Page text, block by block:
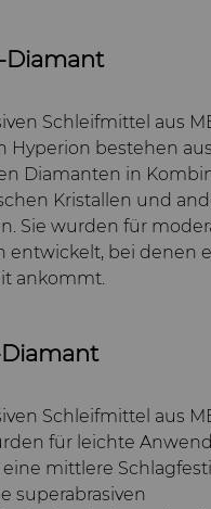
Diamant
Schleifmittel aus
Hyperion bestehen
Diamanten in
Kristallen und
Sie wurden für
entwickelt, bei denen
ankommt.
Schleifmittel aus
für leichte
mittlere
superabrasiven